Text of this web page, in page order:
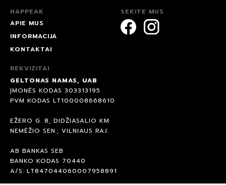
HAPPEAK
APIE MUS
INFORMACIJA
KONTAKTAI
SEKITE MUS
REKVIZITAI
GELTONAS NAMAS, UAB
ĮMONĖS KODAS 303313195
PVM KODAS LT100008668610
EŽERO G. 8, DIDŽIASALIO KM.
NEMĖŽIO SEN., VILNIAUS RAJ.
AB BANKAS SEB
BANKO KODAS 70440
A/S: LT847044060007958891